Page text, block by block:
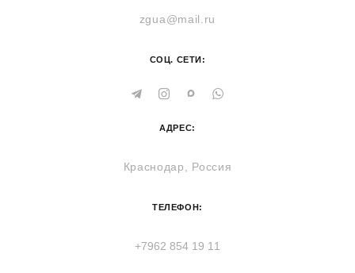
zgua@mail.ru
СОЦ. СЕТИ:
АДРЕС:
Краснодар, Россия
ТЕЛЕФОН:
+7962 854 19 11